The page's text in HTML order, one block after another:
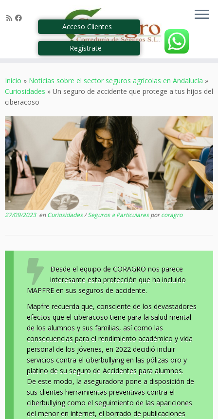
Acceso Clientes
Regístrate
contenido
Inicio » Noticias sobre el sector seguros agrícolas en Andalucía »
Curiosidades » Un seguro de accidente que protege a tus hijos del
ciberacoso
27/09/2023enCuriosidades/Seguros a Particularesporcoragro
Desde el equipo de CORAGRO nos parece
interesante esta protección que ha incluido
MAPFRE en sus seguros de accidente.
Mapfre recuerda que, consciente de los devastadores
efectos que el ciberacoso tiene para la salud mental
de los alumnos y sus familias, así como las
consecuencias para el rendimiento académico y vida
personal de los jóvenes, en 2022 decidió incluir
servicios contra el ciberbullying en las pólizas oro y
platino de su seguro de Accidentes para alumnos.
De este modo, la aseguradora pone a disposición de
sus clientes herramientas preventivas contra el
ciberbullying como el seguimiento de las apariciones
del menor en internet, el borrado de publicaciones